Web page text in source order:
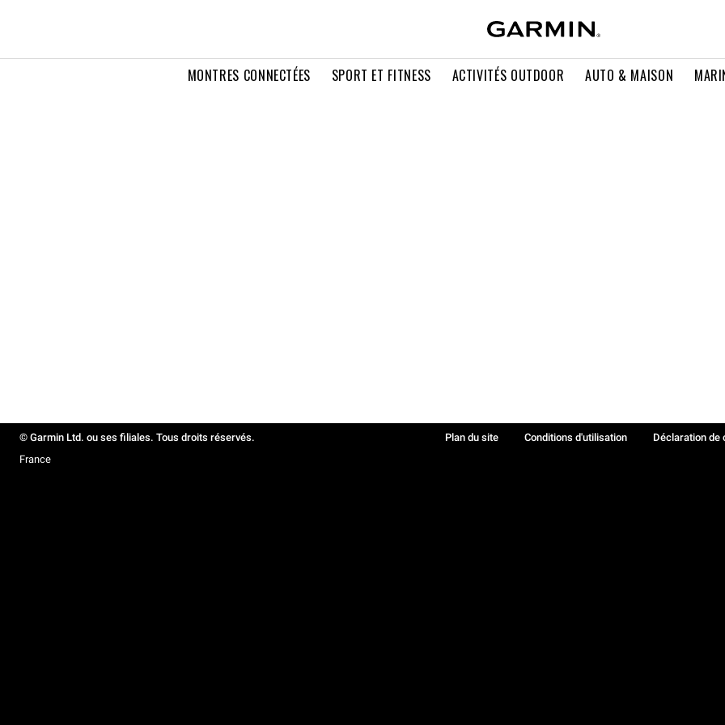
MONTRES CONNECTÉES SPORT ET FITNESS ACTIVITÉS OUTDOOR AUTO & MAISON
© Garmin Ltd. ou ses filiales. Tous droits réservés. Plan du site Conditions d'utilisation Déclaration de
France